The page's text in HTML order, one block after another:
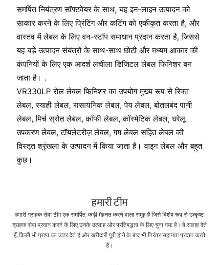
समर्पित नियंत्रण सॉफ्टवेयर के साथ, यह इन-लाइन उत्पादन को
साकार करने के लिए प्रिंटिंग और कटिंग को एकीकृत करता है, और
वास्तव में लेबल के लिए वन-स्टॉप समाधान प्रदान करता है, जिससे
यह बड़े उत्पादन संयंत्रों के साथ-साथ छोटी और मध्यम आकार की
कंपनियों के लिए एक आदर्श लचीला डिजिटल लेबल फिनिशर बन
जाता है। .
VR330LP रोल लेबल फिनिशर का उपयोग मुख्य रूप से रिक्त
लेबल, स्याही लेबल, रासायनिक लेबल, पेय लेबल, बोतलबंद पानी
लेबल, मिर्च स्रोत लेबल, कॉफी लेबल, कॉस्मेटिक लेबल, घरेलू
उपकरण लेबल, टॉयलेटरीज़ लेबल, गम लेबल सहित लेबल की
विस्तृत श्रृंखला के उत्पादन में किया जाता है। वाइन लेबल और बहुत
कुछ।
हमारी टीम
हमारी ग्राहक सेवा टीम एक समर्पित, कड़ी मेहनत करने वाला समूह है जिसे विशेष रूप से उत्कृष्ट
ग्राहक सेवा प्रदान करने के लिए उनके उत्साह और प्रतिबद्धता के लिए चुना गया है। वे सलाह देते
हैं, किसी भी प्रश्न का उत्तर देते हैं और खरीदारी पूरी होने के बाद भी निरंतर सहायता प्रदान करते
हैं।